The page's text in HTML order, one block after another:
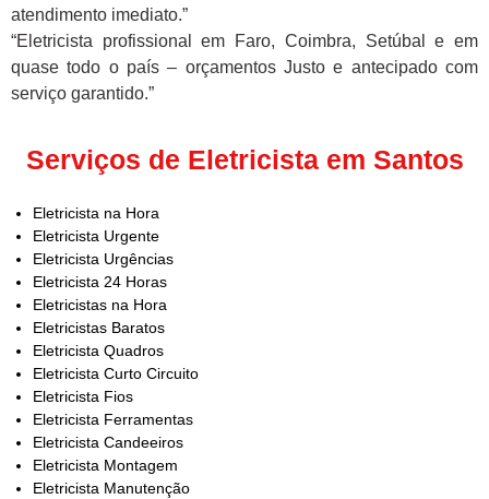
atendimento imediato.”
“Eletricista profissional em Faro, Coimbra, Setúbal e em
quase todo o país – orçamentos Justo e antecipado com
serviço garantido.”
Serviços de Eletricista em Santos
Eletricista na Hora
Eletricista Urgente
Eletricista Urgências
Eletricista 24 Horas
Eletricistas na Hora
Eletricistas Baratos
Eletricista Quadros
Eletricista Curto Circuito
Eletricista Fios
Eletricista Ferramentas
Eletricista Candeeiros
Eletricista Montagem
Eletricista Manutenção